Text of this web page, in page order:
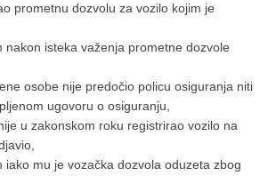
prometnu dozvolu za vozilo kojim je
nakon isteka važenja prometne dozvole
osobe nije predočio policu osiguranja niti
ugovoru o osiguranju,
u zakonskom roku registrirao vozilo na
iako mu je vozačka dozvola oduzeta zbog